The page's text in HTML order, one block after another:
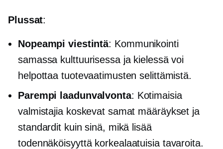
Plussat:
Nopeampi viestintä: Kommunikointi
samassa kulttuurisessa ja kielessä voi
helpottaa tuotevaatimusten selittämistä.
Parempi laadunvalvonta: Kotimaisia ​​
valmistajia koskevat samat määräykset ja
standardit kuin sinä, mikä lisää
todennäköisyyttä korkealaatuisiatavaroita.